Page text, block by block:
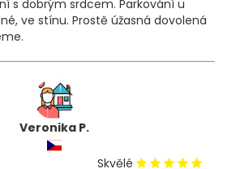
s dobrým srdcem. Parkování u
ve stínu. Prostě úžasná dovolená
Veronika P.
Skvělé